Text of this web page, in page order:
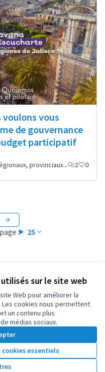
sur le site web
Web pour améliorer la
cookies nous permettent
un contenu plus
médias sociaux.
essentiels
voulons vous
de gouvernance
participatif
provinciaux...
2 0
: 25
el idioma
Licence
(Lien